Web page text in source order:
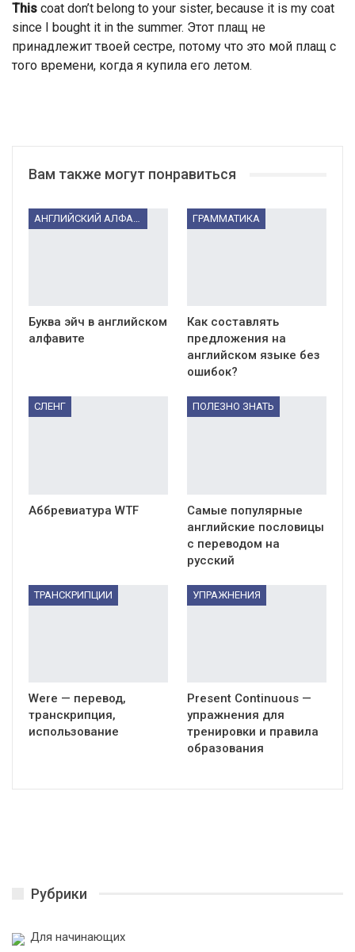
This coat don’t belong to your sister, because it is my coat
since I bought it in the summer. Этот плащ не
принадлежит твоей сестре, потому что это мой плащ с
того времени, когда я купила его летом.
Вам также могут понравиться
АНГЛИЙСКИЙ АЛФАВИТ
Буква эйч в английском
алфавите
ГРАММАТИКА
Как составлять
предложения на
английском языке без
ошибок?
СЛЕНГ
Аббревиатура WTF
ПОЛЕЗНО ЗНАТЬ
Самые популярные
английские пословицы
с переводом на
русский
ТРАНСКРИПЦИИ
Were — перевод,
транскрипция,
использование
УПРАЖНЕНИЯ
Present Continuous —
упражнения для
тренировки и правила
образования
Рубрики
Для начинающих